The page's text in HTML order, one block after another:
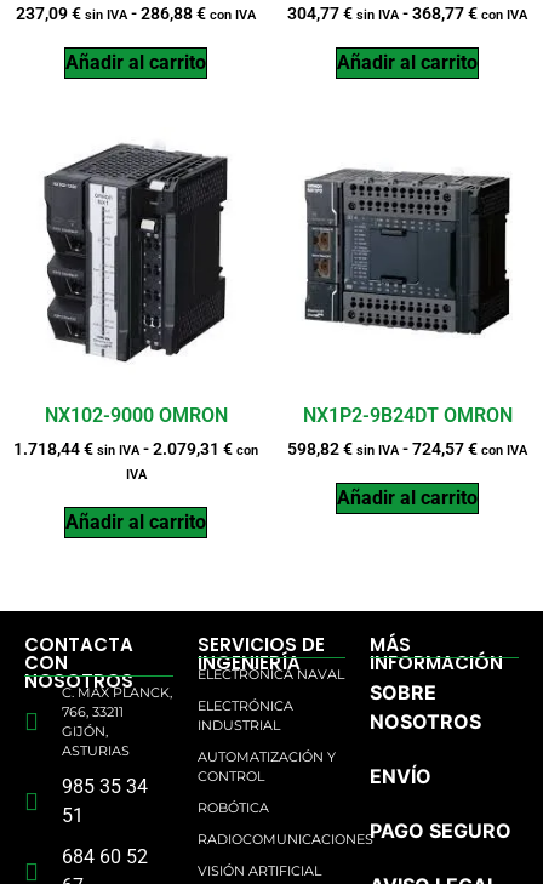
237,09€ sin IVA-286,88€ con IVA
Añadir al carrito
304,77€ sin IVA-368,77€ con IVA
Añadir al carrito
NX102-9000 OMRON
1.718,44€ sin IVA -2.079,31 € con
IVA
Añadir al carrito
NX1P2-9B24DT OMRON
598,82€ sin IVA -724,57€ con IVA
Añadir al carrito
CONTACTA
CON
NOSOTROS
C. MAX PLANCK,
766, 33211
GIJÓN,
ASTURIAS
985 35 34
51
684 60 52
SERVICIOS DE
INGENIERÍA
ELECTRÓNICA NAVAL
ELECTRÓNICA
INDUSTRIAL
AUTOMATIZACIÓN Y
CONTROL
ROBÓTICA
RADIOCOMUNICACIONES
VISIÓN ARTIFICIAL
MÁS
INFORMACIÓN
SOBRE
NOSOTROS
ENVÍO
PAGO SEGURO